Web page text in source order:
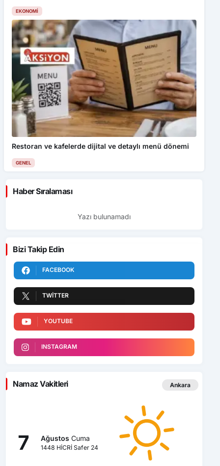
EKONOMI
Restoran ve kafelerde dijital ve detaylı menü dönemi
GENEL
Haber Sıralaması
Yazı bulunamadı
Bizi Takip Edin
FACEBOOK
TWITTER
YOUTUBE
INSTAGRAM
Namaz Vakitleri Ankara
7 Ağustos Cuma
1448 HİCRİ Safer 24